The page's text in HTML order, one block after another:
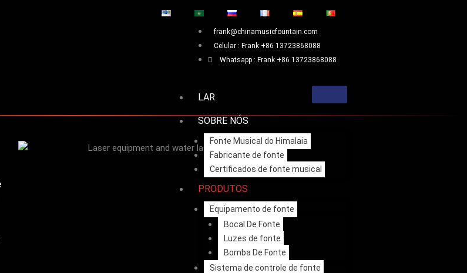
frank@chinamusicfountain.com
Celular : Frank +86 13723868088
Whatsapp : Frank +86 13723868088
LAR
SOBRE NÓS
Fonte Musical do Himalaia
Fabricante de fonte
Certificados de fonte musical
PRODUTOS
Equipamento de fonte
Bocal De Fonte
Luzes de fonte
Bomba De Fonte
Sistema de controle de fonte